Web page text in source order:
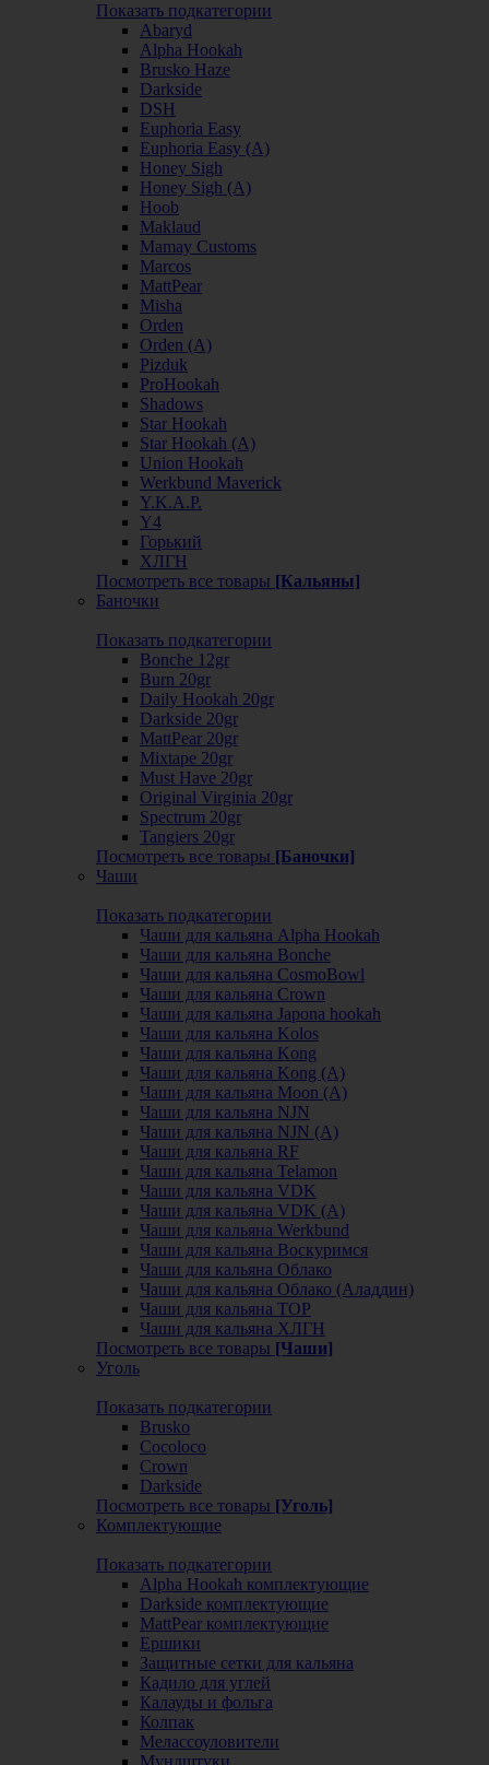
Показать подкатегории
Abaryd
Alpha Hookah
Brusko Haze
Darkside
DSH
Euphoria Easy
Euphoria Easy (А)
Honey Sigh
Honey Sigh (А)
Hoob
Maklaud
Mamay Customs
Marcos
MattPear
Misha
Orden
Orden (А)
Pizduk
ProHookah
Shadows
Star Hookah
Star Hookah (А)
Union Hookah
Werkbund Maverick
Y.K.A.P.
Y4
Горький
ХЛГН
Посмотреть все товары [Кальяны]
Баночки
Показать подкатегории
Bonche 12gr
Burn 20gr
Daily Hookah 20gr
Darkside 20gr
MattPear 20gr
Mixtape 20gr
Must Have 20gr
Original Virginia 20gr
Spectrum 20gr
Tangiers 20gr
Посмотреть все товары [Баночки]
Чаши
Показать подкатегории
Чаши для кальяна Alpha Hookah
Чаши для кальяна Bonche
Чаши для кальяна CosmoBowl
Чаши для кальяна Crown
Чаши для кальяна Japona hookah
Чаши для кальяна Kolos
Чаши для кальяна Kong
Чаши для кальяна Kong (A)
Чаши для кальяна Moon (А)
Чаши для кальяна NJN
Чаши для кальяна NJN (А)
Чаши для кальяна RF
Чаши для кальяна Telamon
Чаши для кальяна VDK
Чаши для кальяна VDK (А)
Чаши для кальяна Werkbund
Чаши для кальяна Воскуримся
Чаши для кальяна Облако
Чаши для кальяна Облако (Аладдин)
Чаши для кальяна ТОР
Чаши для кальяна ХЛГН
Посмотреть все товары [Чаши]
Уголь
Показать подкатегории
Brusko
Cocoloco
Crown
Darkside
Посмотреть все товары [Уголь]
Комплектующие
Показать подкатегории
Alpha Hookah комплектующие
Darkside комплектующие
MattPear комплектующие
Ершики
Защитные сетки для кальяна
Кадило для углей
Калауды и фольга
Колпак
Мелассоуловители
Мундштуки